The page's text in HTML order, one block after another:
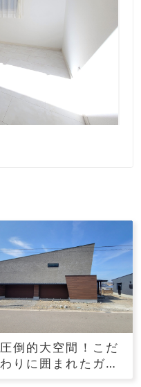
圧倒的大空間！こだ
わりに囲まれたガレ